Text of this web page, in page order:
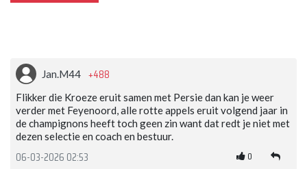
Jan.M44 +488
Flikker die Kroeze eruit samen met Persie dan kan je weer
verder met Feyenoord, alle rotte appels eruit volgend jaar in
de champignons heeft toch geen zin want dat redt je niet met
dezen selectie en coach en bestuur.
06-03-2026 02:53 0